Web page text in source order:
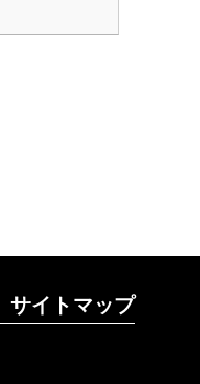
サイトマップ